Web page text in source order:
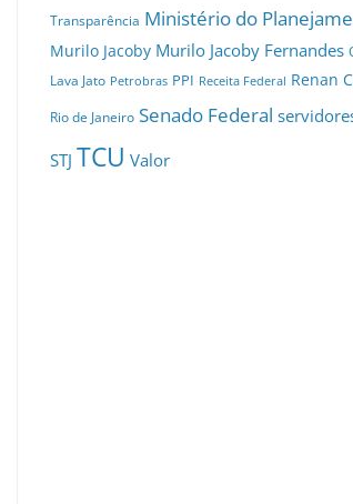
Transparência Ministério do
Murilo Jacoby Murilo Jacoby Fernandes
Lava Jato Petrobras PPI Receita Federal Renan
Rio de Janeiro Senado Federal
STJ TCU Valor